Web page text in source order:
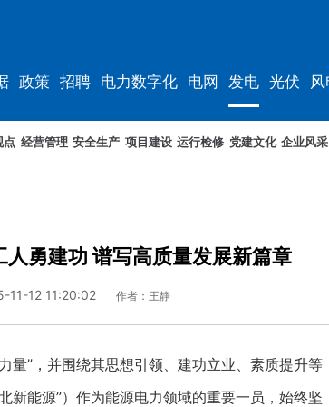
政策 招聘 电力数字化 电网 发电 光伏
点 经营管理 安全生产 项目建设 运行检修 党建文化 企业风采
勇建功 谱写高质量发展新篇章
11-12 11:20:02 作者：王静
量”，并围绕其思想引领、建功立业、素质提升等
新能源”）作为能源电力领域的重要一员，始终坚